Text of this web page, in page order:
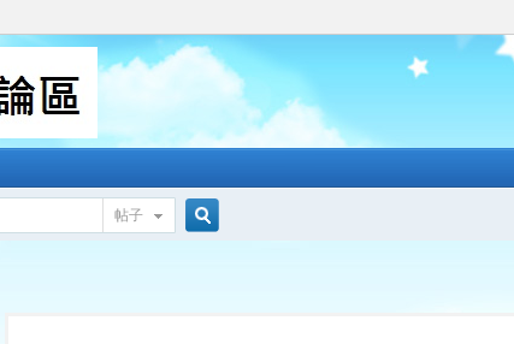
帖子